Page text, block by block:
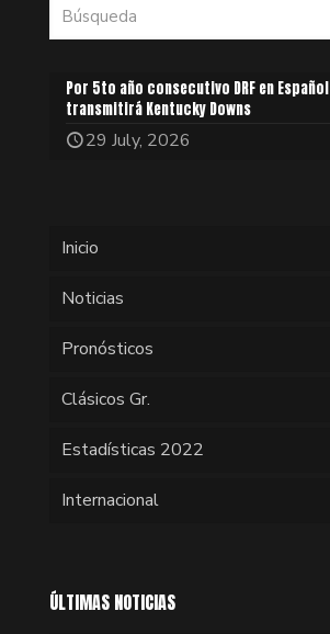
Por 5to año consecutivo DRF en Español
transmitirá Kentucky Downs
29 July, 2026
Inicio
Noticias
Pronósticos
Clásicos Gr.
Estadísticas 2022
Internacional
ÚLTIMAS NOTICIAS